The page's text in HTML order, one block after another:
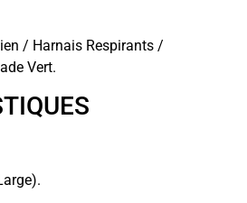
/ Harnais Respirants /
Vert.